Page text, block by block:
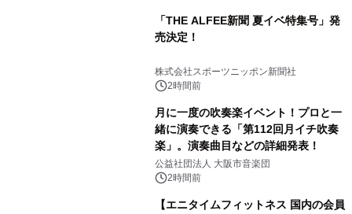
「THE ALFEE新聞 夏イベ特集号」発
売決定！
株式会社スポーツニッポン新聞社
2時間前
月に一度の吹奏楽イベント！プロと一
緒に演奏できる「第112回月イチ吹奏
楽」。演奏曲目などの詳細発表！
公益社団法人 大阪市音楽団
2時間前
【エニタイムフィットネス 国内の会員